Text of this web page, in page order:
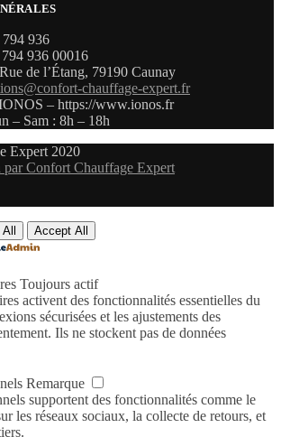
936
936 00016
de l’Étang, 79190 Caunay
chauffage-expert.fr
– https://www.ionos.fr
– Sam : 8h – 18h
Expert 2020
par Confort Chauffage Expert
Accept All
Toujours actif
activent des fonctionnalités essentielles du
sécurisées et les ajustements des
Ils ne stockent pas de données
Remarque
supportent des fonctionnalités comme le
les réseaux sociaux, la collecte de retours, et